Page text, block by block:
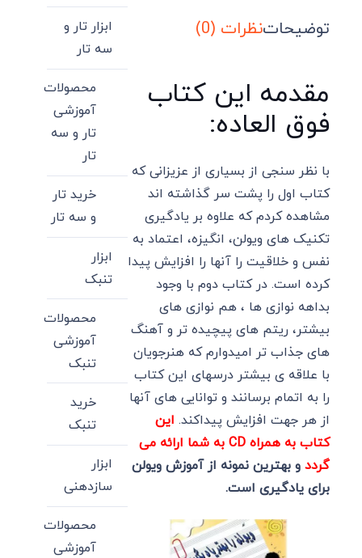
توضیحاتنظرات (0)
مقدمه این کتاب
فوق العاده:
با نظر سنجی از بسیاری از عزیزانی که
کتاب اول را پشت سر گذاشته اند
مشاهده کردم که علاوه بر یادگیری
تکنیک های ویولن، انگیزه، اعتماد به
نفس و خلاقیت را آنها را افزایش پیدا
کرده است. در کتاب دوم با وجود
بداهه نوازی ها ، هم نوازی های
بیشتر، ریتم های پیچیده تر و آهنگ
های جذاب تر امیدوارم که هنرجویان
با علاقه ی بیشتر درسهای این کتاب
را به اتمام برسانند و توانایی های آنها
از هر جهت افزایش پیداکند. این
کتاب به همراه CD به شما ارائه می
گردد و بهترین نمونه از آموزش ویولن
برای یادگیری است.
ابزار تار و
سه تار
محصولات
آموزشی
تار و سه
تار
خرید تار
و سه تار
ابزار
تنبک
محصولات
آموزشی
تنبک
خرید
تنبک
ابزار
سازدهنی
محصولات
آموزشی